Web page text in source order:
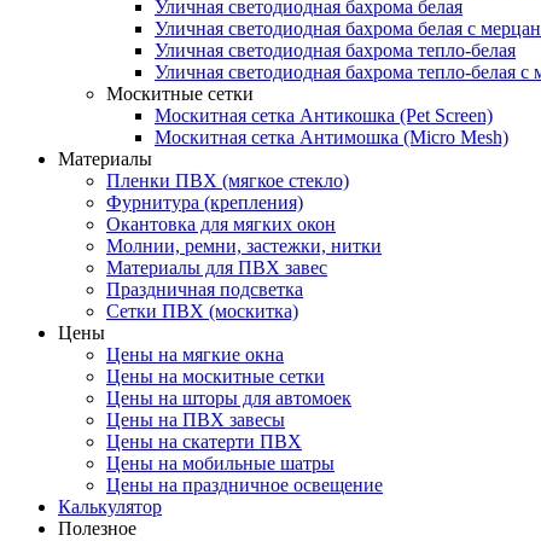
Уличная светодиодная бахрома белая
Уличная светодиодная бахрома белая с
Уличная светодиодная бахрома тепло-белая
Уличная светодиодная бахрома тепло-белая с
Москитные сетки
Москитная сетка Антикошка (Pet Screen)
Москитная сетка Антимошка (Micro Mesh)
Материалы
Пленки ПВХ (мягкое стекло)
Фурнитура (крепления)
Окантовка для мягких окон
Молнии, ремни, застежки, нитки
Материалы для ПВХ завес
Праздничная подсветка
Сетки ПВХ (москитка)
Цены
Цены на мягкие окна
Цены на москитные сетки
Цены на шторы для автомоек
Цены на ПВХ завесы
Цены на скатерти ПВХ
Цены на мобильные шатры
Цены на праздничное освещение
Калькулятор
Полезное